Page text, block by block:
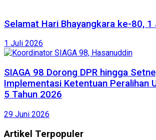
Selamat Hari Bhayangkara ke-80,
1 Juli 2026
SIAGA 98 Dorong DPR hingga
Implementasi Ketentuan Peralihan
5 Tahun 2026
29 Juni 2026
Artikel Terpopuler